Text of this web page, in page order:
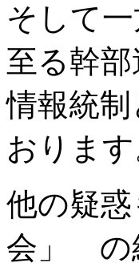
そして
至る幹
情報統
おります
他の疑
会」 の